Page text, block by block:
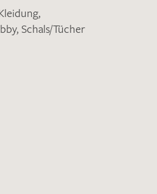
,
, Schals/Tücher